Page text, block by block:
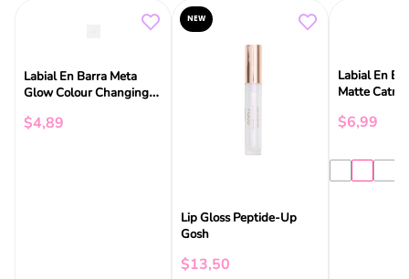
Labial En Barra Meta
Glow Colour Changing
$4,89
NEW
Lip Gloss Peptide-Up
Gosh
$13,50
Labial En
Matte
$6,99